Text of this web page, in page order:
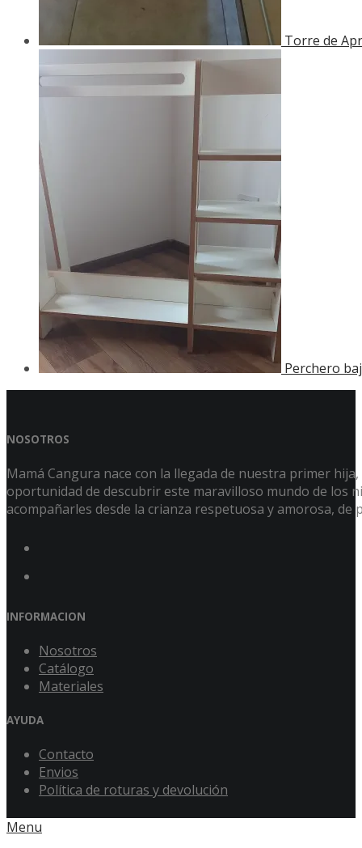
Torre de
Perchero
NOSOTROS
Mamá Cangura nace con la llegada de nuestra primer
oportunidad de descubrir este maravilloso mundo de los
acompañarles desde la crianza respetuosa y amorosa, de
INFORMACION
Nosotros
Catálogo
Materiales
AYUDA
Contacto
Envios
Política de roturas y devolución
Menu